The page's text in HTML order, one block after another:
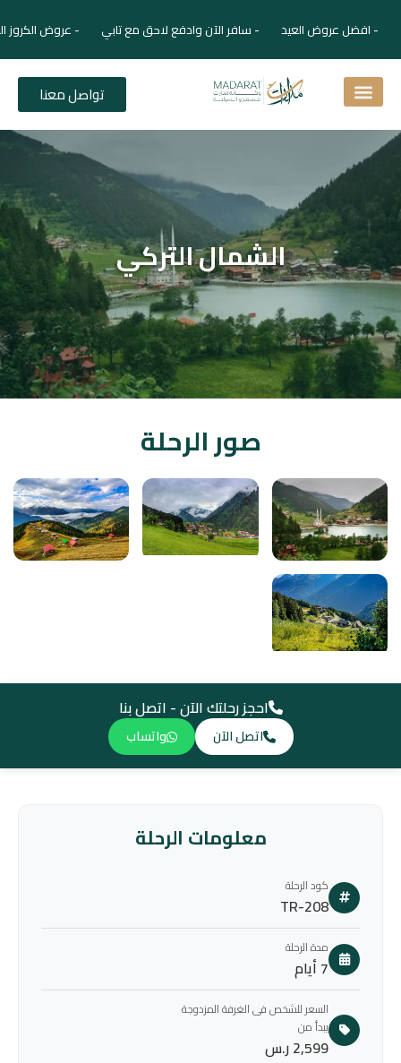
- افضل عروض العيد - سافر الآن وادفع لاحق مع تابي - عروض الكروز
تواصل معنا
الشمال التركي
صور الرحلة
احجز رحلتك الآن - اتصل بنا
اتصل الآن واتساب
معلومات الرحلة
كود الرحلة
TR-208
مدة الرحلة
7 أيام
السعر للشخص فى الغرفة المزدوجة
يبدأ من
2,599 ر.س